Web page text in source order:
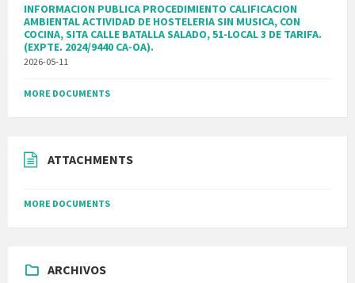
INFORMACION PUBLICA PROCEDIMIENTO CALIFICACION
AMBIENTAL ACTIVIDAD DE HOSTELERIA SIN MUSICA, CON
COCINA, SITA CALLE BATALLA SALADO, 51-LOCAL 3 DE TARIFA.
(EXPTE. 2024/9440 CA-OA).
2026-05-11
MORE DOCUMENTS
ATTACHMENTS
MORE DOCUMENTS
ARCHIVOS